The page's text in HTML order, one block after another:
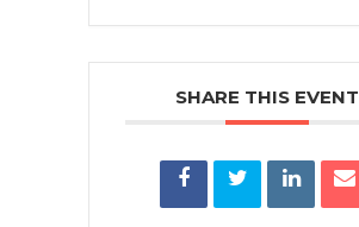
SHARE THIS EVENT